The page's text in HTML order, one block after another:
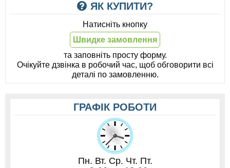
ЯК КУПИТИ?
Натисніть кнопку
Швидке замовлення
та заповніть просту форму.
Очікуйте дзвінка в робочий час, щоб обговорити всі
деталі по замовленню.
ГРАФІК РОБОТИ
Пн. Вт. Ср. Чт. Пт.